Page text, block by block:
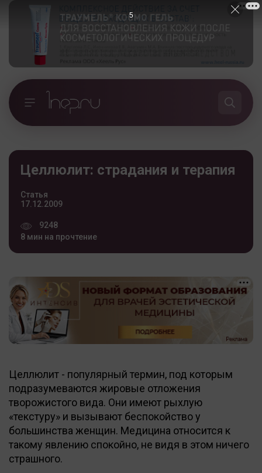
Целлюлит: страдания и терапия
Статья
17.12.2009
9248
8 мин на прочтение
Целлюлит - популярный термин, под которым
подразумеваются жировые отложения
творожистого вида. Они имеют рыхлую
«текстуру» и вызывают беспокойство у
большинства женщин. Медицина относится к
такому явлению спокойно, не видя в этом ничего
страшного.
4